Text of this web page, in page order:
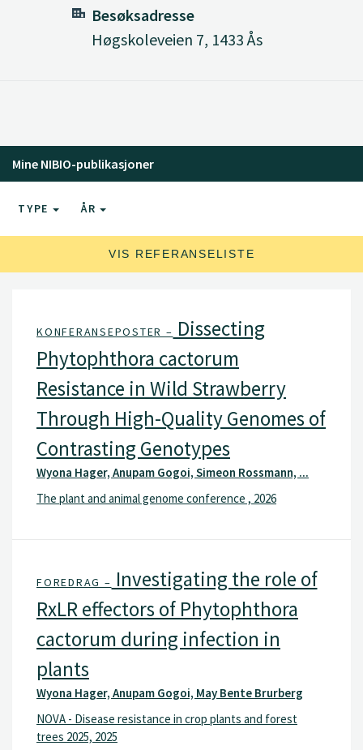
Besøksadresse
Høgskoleveien 7, 1433 Ås
Mine NIBIO-publikasjoner
TYPE ÅR
VIS REFERANSELISTE
KONFERANSEPOSTER – Dissecting
Phytophthora cactorum
Resistance in Wild Strawberry
Through High-Quality Genomes of
Contrasting Genotypes
Wyona Hager, Anupam Gogoi, Simeon Rossmann, ...
The plant and animal genome conference , 2026
FOREDRAG – Investigating the role of
RxLR effectors of Phytophthora
cactorum during infection in
plants
Wyona Hager, Anupam Gogoi, May Bente Brurberg
NOVA - Disease resistance in crop plants and forest
trees 2025, 2025